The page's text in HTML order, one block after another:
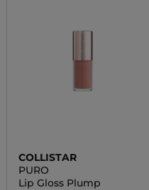
COLLISTAR
PURO
Lip Gloss Plump